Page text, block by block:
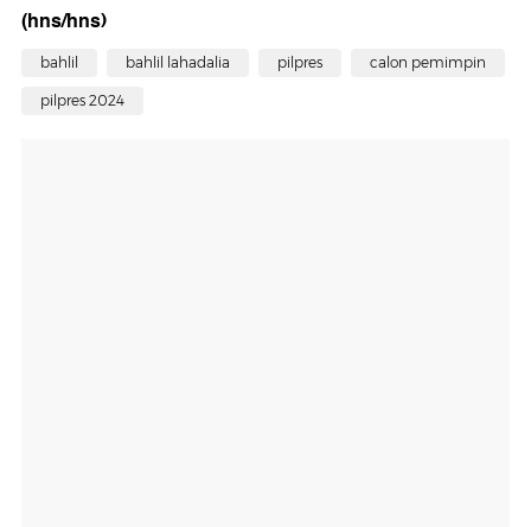
(hns/hns)
bahlil bahlil lahadalia pilpres calon pemimpin
pilpres 2024